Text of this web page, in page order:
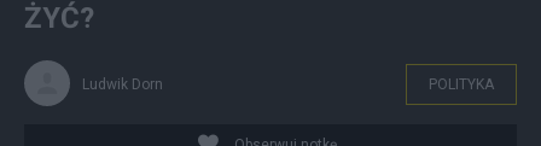
ŻYĆ?
Ludwik Dorn POLITYKA